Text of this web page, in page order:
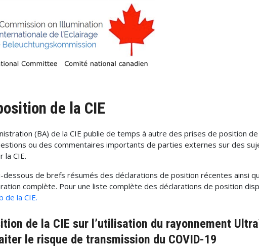
de la CIE
(BA) de la CIE publie de temps à autre des prises de position de
ou des commentaires importants de parties externes sur des
la CIE.
dessous de brefs résumés des déclarations de position récentes ainsi
complète. Pour une liste complète des déclarations de position
de la CIE.
de la CIE sur l’utilisation du rayonnement
le risque de transmission du COVID-19